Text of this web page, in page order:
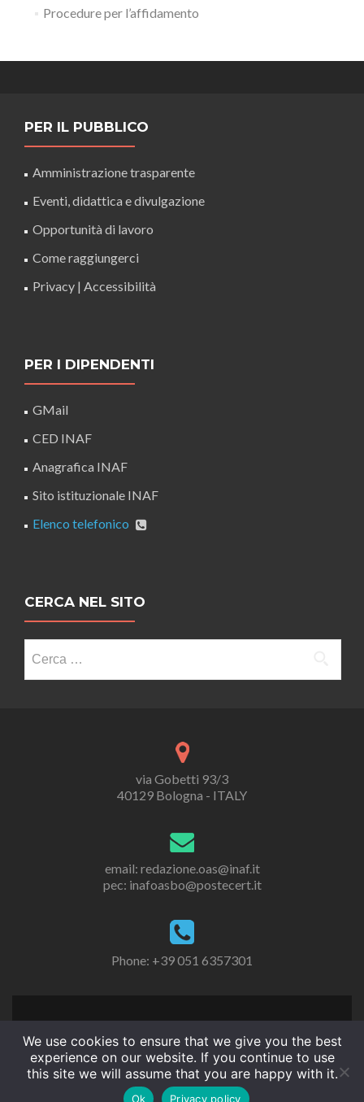
Procedure per l’affidamento
PER IL PUBBLICO
Amministrazione trasparente
Eventi, didattica e divulgazione
Opportunità di lavoro
Come raggiungerci
Privacy | Accessibilità
PER I DIPENDENTI
GMail
CED INAF
Anagrafica INAF
Sito istituzionale INAF
Elenco telefonico
CERCA NEL SITO
per:
via Gobetti 93/3
40129 Bologna - ITALY
email: redazione.oas@inaf.it
pec: inafoasbo@postecert.it
Phone: +39 051 6357301
We use cookies to ensure that we give you the best
experience on our website. If you continue to use
this site we will assume that you are happy with it.
Ok Privacy policy